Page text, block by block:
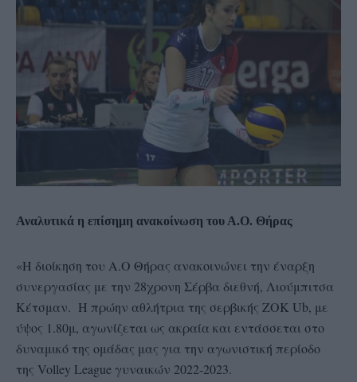
Αναλυτικά η επίσημη ανακοίνωση του Α.Ο. Θήρας
«Η διοίκηση του Α.Ο Θήρας ανακοινώνει την έναρξη
συνεργασίας με την 28χρονη Σέρβα διεθνή, Λιούμπιτσα
Κέτσμαν. Η πρώην αθλήτρια της σερβικής ΖOK Ub, με
ύψος 1.80μ, αγωνίζεται ως ακραία και εντάσσεται στο
δυναμικό της ομάδας μας για την αγωνιστική περίοδο
της Volley League γυναικών 2022-2023.